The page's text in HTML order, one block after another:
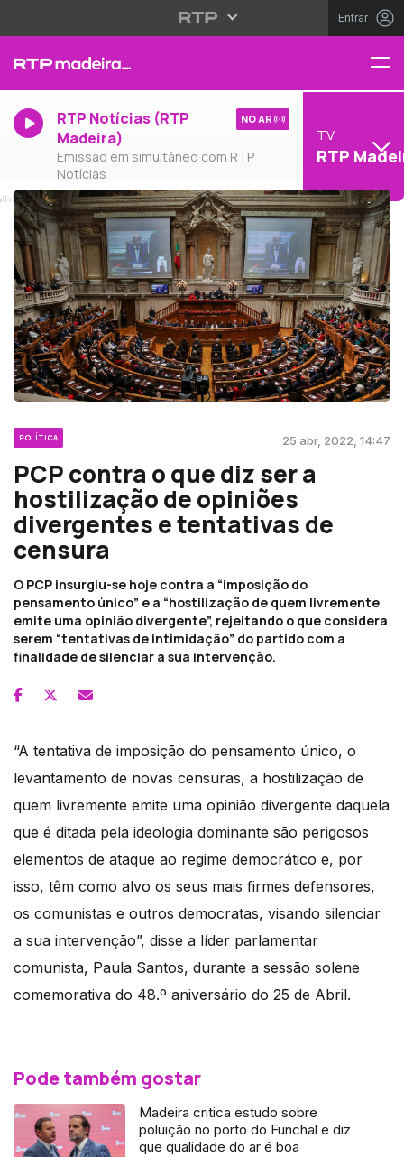
Entrar
RTP Notícias (RTP
Madeira)
Emissão em simultâneo com RTP
Notícias
NO AR
TV
RTP
POLÍTICA 25 abr, 2022, 14:47
PCP contra o que diz ser a
hostilização de opiniões
divergentes e tentativas de
censura
O PCP insurgiu-se hoje contra a “imposição do
pensamento único” e a “hostilização de quem livremente
emite uma opinião divergente”, rejeitando o que considera
serem “tentativas de intimidação” do partido com a
finalidade de silenciar a sua intervenção.
“A tentativa de imposição do pensamento único, o
levantamento de novas censuras, a hostilização de
quem livremente emite uma opinião divergente daquela
que é ditada pela ideologia dominante são perigosos
elementos de ataque ao regime democrático e, por
isso, têm como alvo os seus mais firmes defensores,
os comunistas e outros democratas, visando silenciar
a sua intervenção”, disse a líder parlamentar
comunista, Paula Santos, durante a sessão solene
comemorativa do 48.º aniversário do 25 de Abril.
Pode também gostar
Madeira critica estudo sobre
poluição no porto do Funchal e diz
que qualidade do ar é boa